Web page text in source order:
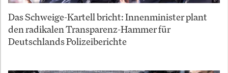
Das Schweige-Kartell bricht: Innenminister plant
den radikalen Transparenz-Hammer für
Deutschlands Polizeiberichte